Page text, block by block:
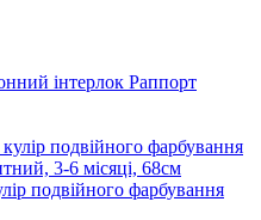
інтерлок Раппорт
подвійного фарбування